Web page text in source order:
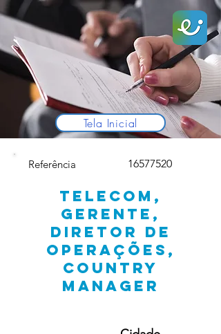
Tela Inicial
Referência 16577520
TELECOM,
GERENTE,
DIRETOR DE
OPERAÇÕES,
COUNTRY
MANAGER